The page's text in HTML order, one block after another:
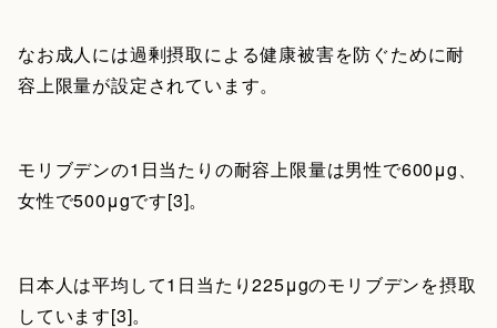
なお成人には過剰摂取による健康被害を防ぐために耐
容上限量が設定されています。
モリブデンの1日当たりの耐容上限量は男性で600μg、
女性で500μgです[3]。
日本人は平均して1日当たり225μgのモリブデンを摂取
しています[3]。